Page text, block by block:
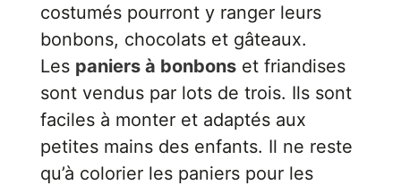
costumés pourront y ranger leurs
bonbons, chocolats et gâteaux.
Les paniers à bonbonset friandises
sont vendus par lots de trois. Ils sont
faciles à monter et adaptés aux
petites mains des enfants. Il ne reste
qu’à colorier les paniers pour les